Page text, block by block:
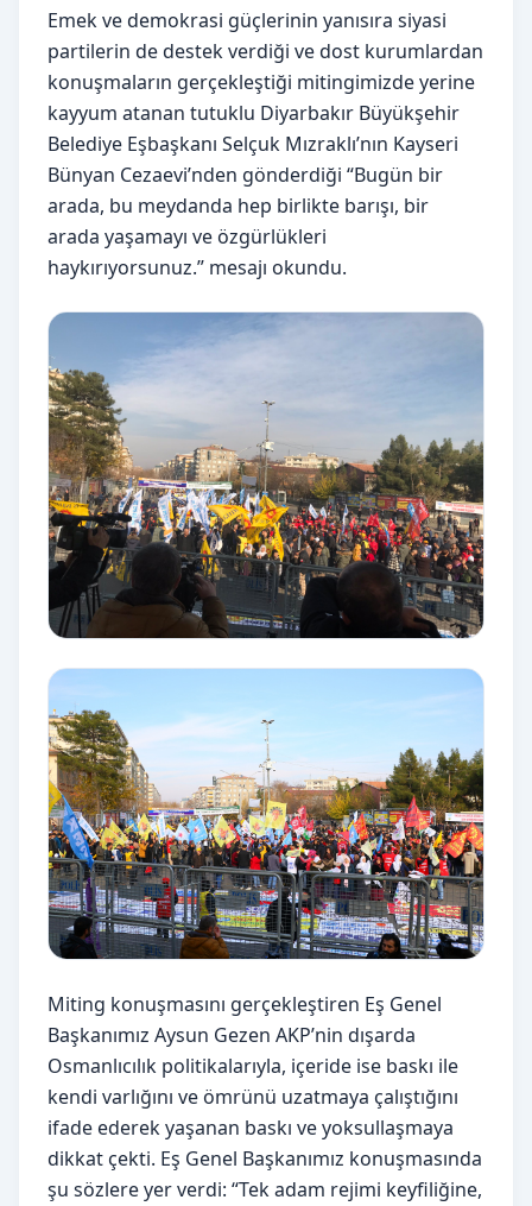
Emek ve demokrasi güçlerinin yanısıra siyasi
partilerin de destek verdiği ve dost kurumlardan
konuşmaların gerçekleştiği mitingimizde yerine
kayyum atanan tutuklu Diyarbakır Büyükşehir
Belediye Eşbaşkanı Selçuk Mızraklı’nın Kayseri
Bünyan Cezaevi’nden gönderdiği “Bugün bir
arada, bu meydanda hep birlikte barışı, bir
arada yaşamayı ve özgürlükleri
haykırıyorsunuz.” mesajı okundu.
Miting konuşmasını gerçekleştiren Eş Genel
Başkanımız Aysun Gezen AKP’nin dışarda
Osmanlıcılık politikalarıyla, içeride ise baskı ile
kendi varlığını ve ömrünü uzatmaya çalıştığını
ifade ederek yaşanan baskı ve yoksullaşmaya
dikkat çekti. Eş Genel Başkanımız konuşmasında
şu sözlere yer verdi: “Tek adam rejimi keyfiliğine,